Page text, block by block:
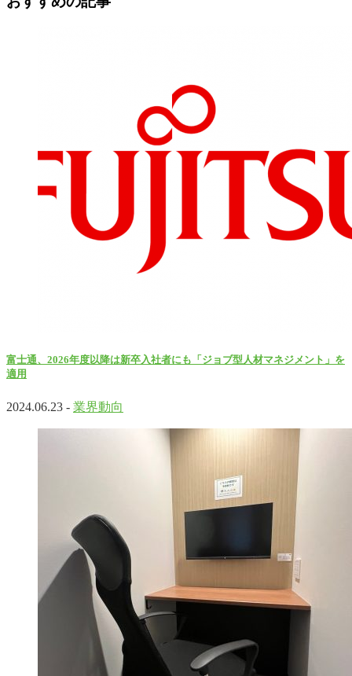
富士通、2026年度以降は新卒入社者にも「ジョブ型人材マネジメント」を
適用
2024.06.23 - 業界動向